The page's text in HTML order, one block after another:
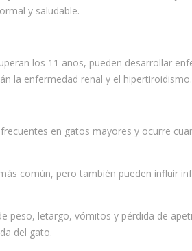
y saludable.
los 11 años, pueden desarrollar
la enfermedad renal y el hipertiroidismo.
en gatos mayores y ocurre
común, pero también pueden influir
peso, letargo, vómitos y pérdida de
del gato.